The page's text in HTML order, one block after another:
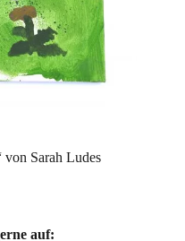
von Sarah Ludes
auf: